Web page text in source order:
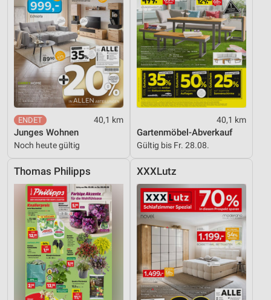
40,1 km
Junges Wohnen
Noch heute gültig
40,1 km
Gartenmöbel-Abverkauf
Gültig bis Fr. 28.08.
Thomas Philipps XXXLutz